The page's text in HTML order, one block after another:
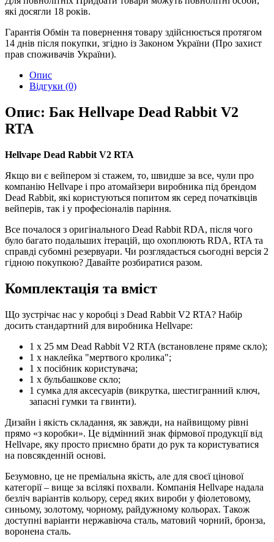
які досягли 18 років.
Гарантія Обмін та повернення товару здійснюється протягом
14 днів після покупки, згідно із Законом України (Про захист
прав споживачів України).
Опис
Відгуки (0)
Опис: Бак Hellvape Dead Rabbit V2
RTA
Hellvape Dead Rabbit V2 RTA
Якщо ви є вейпером зі стажем, то, швидше за все, чули про
компанію Hellvape і про атомайзери виробника під брендом
Dead Rabbit, які користуються попитом як серед початківців
вейперів, так і у професіоналів паріння.
Все почалося з оригінального Dead Rabbit RDA, після чого
було багато подальших ітерацій, що охоплюють RDA, RTA та
справді субомні резервуари. Чи розглядається сьогодні версія 2
гідною покупкою? Давайте розбиратися разом.
Комплектація та вміст
Що зустрічає нас у коробці з Dead Rabbit V2 RTA? Набір
досить стандартний для виробника Hellvape:
1 x 25 мм Dead Rabbit V2 RTA (встановлене пряме скло);
1 х наклейка "мертвого кролика";
1 х посібник користувача;
1 х бульбашкове скло;
1 сумка для аксесуарів (викрутка, шестигранний ключ,
запасні гумки та гвинти).
Дизайн і якість складання, як завжди, на найвищому рівні
прямо «з коробки». Це відмінний знак фірмової продукції від
Hellvape, яку просто приємно брати до рук та користуватися
на повсякденній основі.
Безумовно, це не преміальна якість, але для своєї цінової
категорії – вище за всілякі похвали. Компанія Hellvape надала
безліч варіантів кольору, серед яких вироби у фіолетовому,
синьому, золотому, чорному, райдужному кольорах. Також
доступні варіанти нержавіюча сталь, матовий чорний, бронза,
воронена сталь.